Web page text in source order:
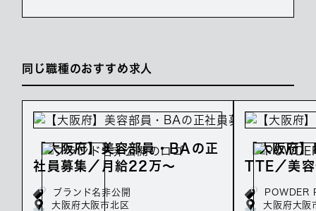
同じ職種のおすすめ求人
【大阪府】美容部員・BAの正
社員募集／月給22万～
ブランド名非公開
大阪府大阪市北区
【大阪府
TTE／美
募集／月
POWDER
大阪府大阪